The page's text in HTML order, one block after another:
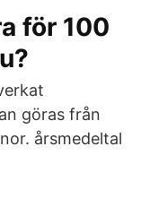
för 100
göras från
årsmedeltal